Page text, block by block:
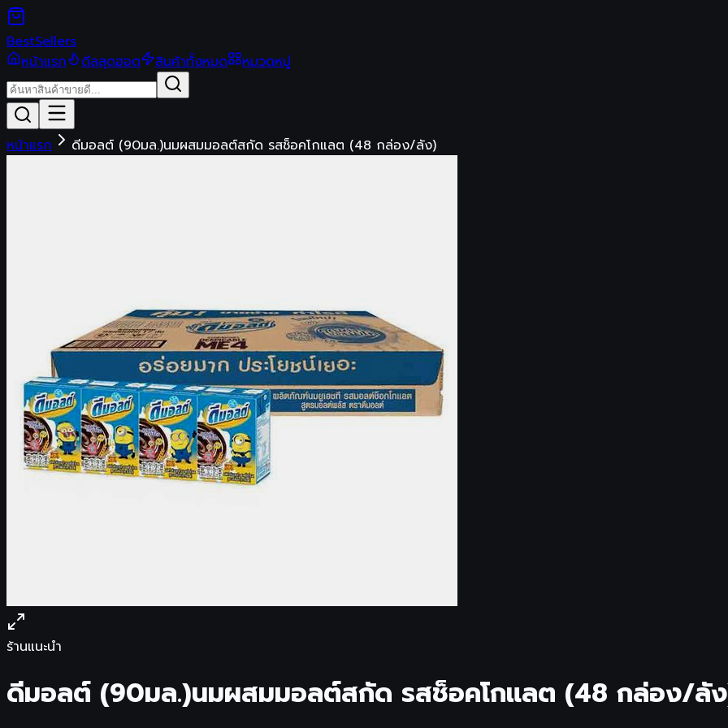
BestSellers
หน้าแรก
ดีลสุดฮอต สินค้าทั้งหมด หมวดหมู่
หน้าแรก ดีมอลต์ (90มล.)นมผสมมอลต์สกัด รสช็อคโกแลต (48 กล่อง/ลัง)
ร้านแนะนำ
ดีมอลต์ (90มล.)นมผสมมอลต์สกัด รสช็อคโกแลต (48 กล่อง/ลั